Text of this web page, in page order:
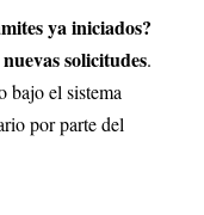
ya iniciados?
nuevas solicitudes.
bajo el sistema
por parte del